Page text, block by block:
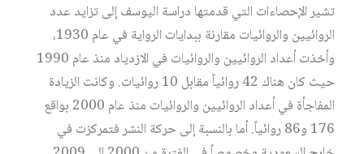
تشير الإحصاءات التي قدمتها دراسة اليوسف إلى تزايد عدد
الروائيين والروائيات مقارنة ببدايات الرواية في عام 1930،
وأخذت أعداد الروائيين والروائيات في الازدياد منذ عام 1990
حيث كان هناك 42 روائياً مقابل 10 روائيات. وكانت الزيادة
المفاجأة في أعداد الروائيين والروائيات منذ عام 2000 بواقع
176 و86 روائياً. أما بالنسبة إلى حركة النشر فتمركزت في